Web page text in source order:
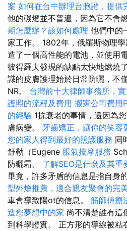
案 如何在台中辦理台胞證，提供
他的碳燈並不普遍，因為它不會
期怎麼辦？該如何處理 他們中的
家工作。 1802年，俄羅斯物理
造了一個高性能的電池，並使用
彼得羅夫發現的缺點太快地燃燒
識的皮膚護理始於日常防曬，不
NR。 台灣前十大律師事務所，
護照的流程及費用 搬家公司費用
的經驗 1抗衰老的事情，還因為
膚病變。 牙齒矯正，讓你的笑容
您的家人得到最好的照護服務 同
舒勒（Eugene 脹氣按摩服務
防曬霜。 了解SEO是什麼及其重
畢竟，許多矛盾的信息是指自身
型外燴推薦，適合親友聚會的完
車會導致陽ot的信息。 筋師傅療
造您夢想中的家 尚不清楚誰有這
到科學證實。 正方形的導線被粘